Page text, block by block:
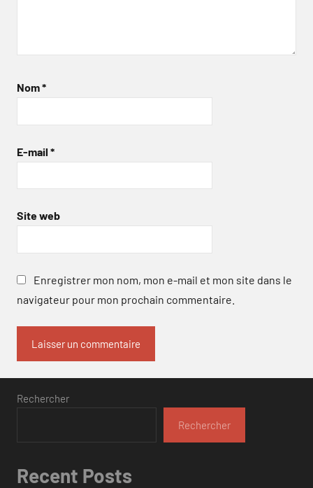
Nom*
E-mail *
Site web
Enregistrer mon nom, mon e-mail et mon site dans le
navigateur pour mon prochain commentaire.
Rechercher
Rechercher
Recent Posts